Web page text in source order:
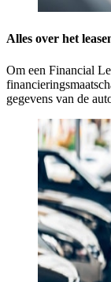
Alles over het
Om een Financial
gegevens van de